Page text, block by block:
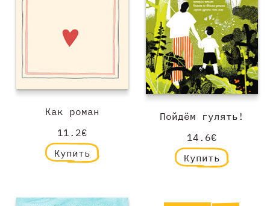
Пойдём гулять!
14.6€
Купить
Как роман
11.2€
Купить